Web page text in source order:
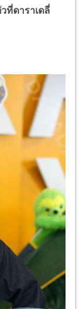
ที่ดาราเดลี่